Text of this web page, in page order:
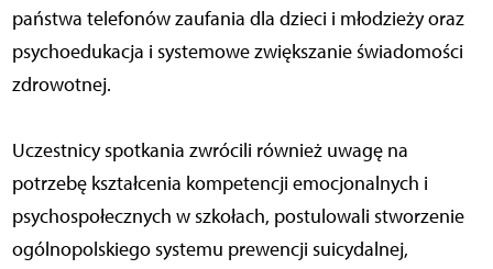
państwa telefonów zaufania dla dzieci i młodzieży oraz
psychoedukacja i systemowe zwiększanie świadomości
zdrowotnej.
Uczestnicy spotkania zwrócili również uwagę na
potrzebę kształcenia kompetencji emocjonalnych i
psychospołecznych w szkołach, postulowali stworzenie
ogólnopolskiego systemu prewencji suicydalnej,